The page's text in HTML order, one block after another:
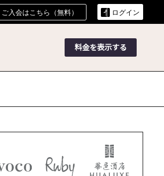
ご入会はこちら（無料） ログイン
料金を表示する